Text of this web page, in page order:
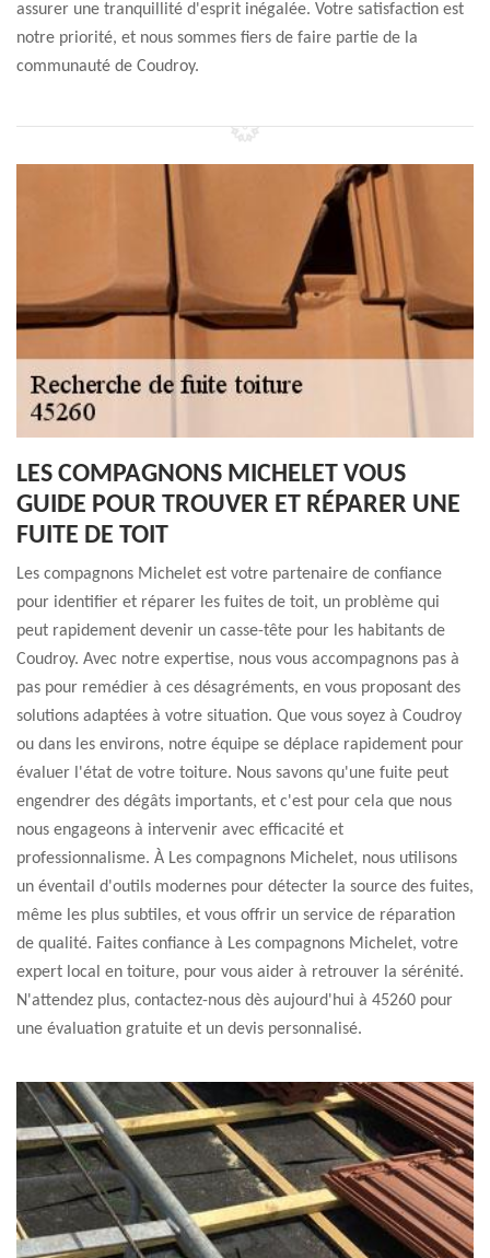
assurer une tranquillité d'esprit inégalée. Votre satisfaction est
notre priorité, et nous sommes fiers de faire partie de la
communauté de Coudroy.
LES COMPAGNONS MICHELET VOUS
GUIDE POUR TROUVER ET RÉPARER UNE
FUITE DE TOIT
Les compagnons Michelet est votre partenaire de confiance
pour identifier et réparer les fuites de toit, un problème qui
peut rapidement devenir un casse-tête pour les habitants de
Coudroy. Avec notre expertise, nous vous accompagnons pas à
pas pour remédier à ces désagréments, en vous proposant des
solutions adaptées à votre situation. Que vous soyez à Coudroy
ou dans les environs, notre équipe se déplace rapidement pour
évaluer l'état de votre toiture. Nous savons qu'une fuite peut
engendrer des dégâts importants, et c'est pour cela que nous
nous engageons à intervenir avec efficacité et
professionnalisme. À Les compagnons Michelet, nous utilisons
un éventail d'outils modernes pour détecter la source des fuites,
même les plus subtiles, et vous offrir un service de réparation
de qualité. Faites confiance à Les compagnons Michelet, votre
expert local en toiture, pour vous aider à retrouver la sérénité.
N'attendez plus, contactez-nous dès aujourd'hui à 45260 pour
une évaluation gratuite et un devis personnalisé.